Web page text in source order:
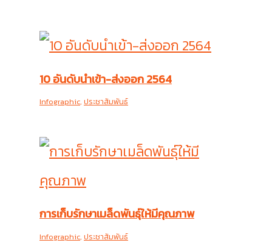
10 อันดับนำเข้า-ส่งออก 2564
Infographic, ประชาสัมพันธ์
การเก็บรักษาเมล็ดพันธุ์ให้มีคุณภาพ
Infographic, ประชาสัมพันธ์